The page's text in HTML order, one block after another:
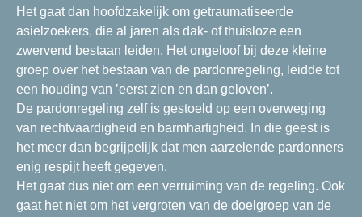
Het gaat dan hoofdzakelijk om getraumatiseerde
asielzoekers, die al jaren als dak- of thuisloze een
zwervend bestaan leiden. Het ongeloof bij deze kleine
groep over het bestaan van de pardonregeling, leidde tot
een houding van ’eerst zien en dan geloven’.
De pardonregeling zelf is gestoeld op een overweging
van rechtvaardigheid en barmhartigheid. In die geest is
het meer dan begrijpelijk dat men aarzelende pardonners
enig respijt heeft gegeven.
Het gaat dus niet om een verruiming van de regeling. Ook
gaat het niet om het vergroten van de doelgroep van de